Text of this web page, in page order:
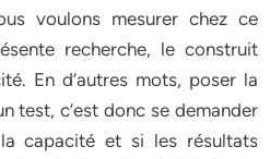
voulons mesurer chez ce
recherche, le construit
En d’autres mots, poser la
test, c’est donc se demander
capacité et si les résultats